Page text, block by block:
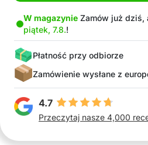
W magazynie Zamów już dziś,
piątek, 7.8.!
Płatność przy odbiorze
Zamówienie wysłane z
4.7
Przeczytaj nasze 4,000